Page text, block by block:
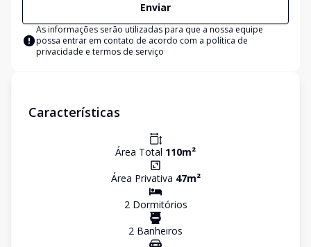
Enviar
As informações serão utilizadas para que a nossa equipe
possa entrar em contato de acordo com a política de
privacidade e termos de serviço
Características
Área Total 110m²
Área Privativa 47m²
2Dormitórios
2 Banheiros